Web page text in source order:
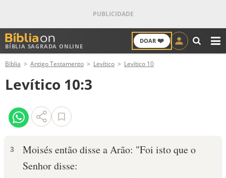
BÍBLIA SAGRADA ONLINE
DOAR ❤️
ANTIGO TESTAMENTO
NOVO TESTAMENTO
VERSÍCULOS
PALAVRA DO DIA
Bíblia Antigo Testamento Levítico Levítico 10
Levítico 10:3
3
Moisés então disse a Arão: "Foi isto que o
Senhor disse: